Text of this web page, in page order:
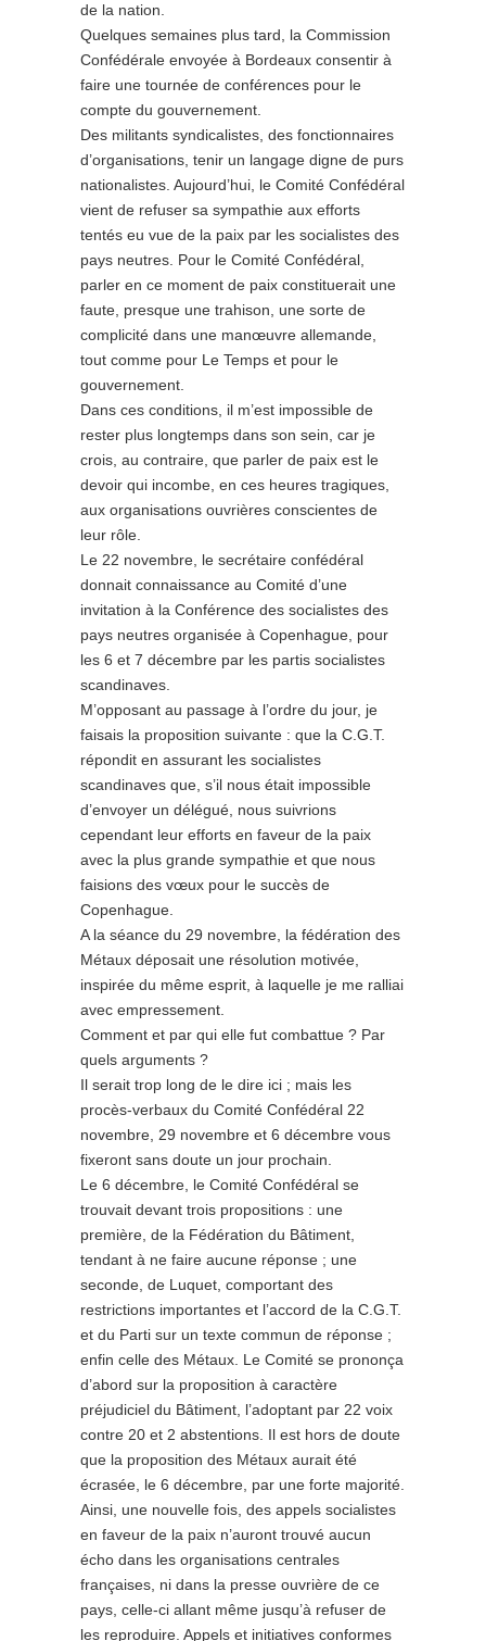
de la nation.
Quelques semaines plus tard, la Commission
Confédérale envoyée à Bordeaux consentir à
faire une tournée de conférences pour le
compte du gouvernement.
Des militants syndicalistes, des fonctionnaires
d’organisations, tenir un langage digne de purs
nationalistes. Aujourd’hui, le Comité Confédéral
vient de refuser sa sympathie aux efforts
tentés eu vue de la paix par les socialistes des
pays neutres. Pour le Comité Confédéral,
parler en ce moment de paix constituerait une
faute, presque une trahison, une sorte de
complicité dans une manœuvre allemande,
tout comme pour Le Temps et pour le
gouvernement.
Dans ces conditions, il m’est impossible de
rester plus longtemps dans son sein, car je
crois, au contraire, que parler de paix est le
devoir qui incombe, en ces heures tragiques,
aux organisations ouvrières conscientes de
leur rôle.
Le 22 novembre, le secrétaire confédéral
donnait connaissance au Comité d’une
invitation à la Conférence des socialistes des
pays neutres organisée à Copenhague, pour
les 6 et 7 décembre par les partis socialistes
scandinaves.
M’opposant au passage à l’ordre du jour, je
faisais la proposition suivante : que la C.G.T.
répondit en assurant les socialistes
scandinaves que, s’il nous était impossible
d’envoyer un délégué, nous suivrions
cependant leur efforts en faveur de la paix
avec la plus grande sympathie et que nous
faisions des vœux pour le succès de
Copenhague.
A la séance du 29 novembre, la fédération des
Métaux déposait une résolution motivée,
inspirée du même esprit, à laquelle je me ralliai
avec empressement.
Comment et par qui elle fut combattue ? Par
quels arguments ?
Il serait trop long de le dire ici ; mais les
procès-verbaux du Comité Confédéral 22
novembre, 29 novembre et 6 décembre vous
fixeront sans doute un jour prochain.
Le 6 décembre, le Comité Confédéral se
trouvait devant trois propositions : une
première, de la Fédération du Bâtiment,
tendant à ne faire aucune réponse ; une
seconde, de Luquet, comportant des
restrictions importantes et l’accord de la C.G.T.
et du Parti sur un texte commun de réponse ;
enfin celle des Métaux. Le Comité se prononça
d’abord sur la proposition à caractère
préjudiciel du Bâtiment, l’adoptant par 22 voix
contre 20 et 2 abstentions. Il est hors de doute
que la proposition des Métaux aurait été
écrasée, le 6 décembre, par une forte majorité.
Ainsi, une nouvelle fois, des appels socialistes
en faveur de la paix n’auront trouvé aucun
écho dans les organisations centrales
françaises, ni dans la presse ouvrière de ce
pays, celle-ci allant même jusqu’à refuser de
les reproduire. Appels et initiatives conformes